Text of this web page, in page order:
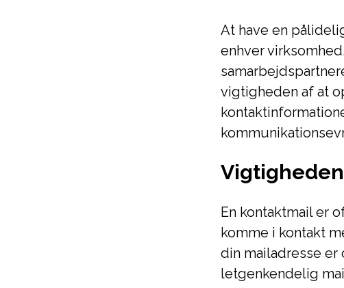
At have en
enhver
vigtigheden af at
En kontaktmail er
komme i kontakt
din mailadresse
letgenkendelig